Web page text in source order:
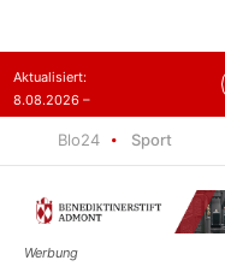
Aktualisiert:
8.08.2026 –
Blo24 Sport